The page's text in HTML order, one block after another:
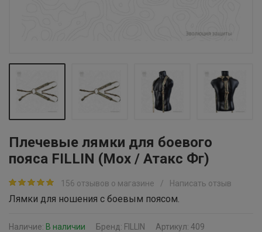
Плечевые лямки для боевого
пояса FILLIN (Мох / Атакс Фг)
156 отзывов о магазине / Написать отзыв
Лямки для ношения с боевым поясом.
Наличие: В наличии Бренд: FILLIN Артикул: 409